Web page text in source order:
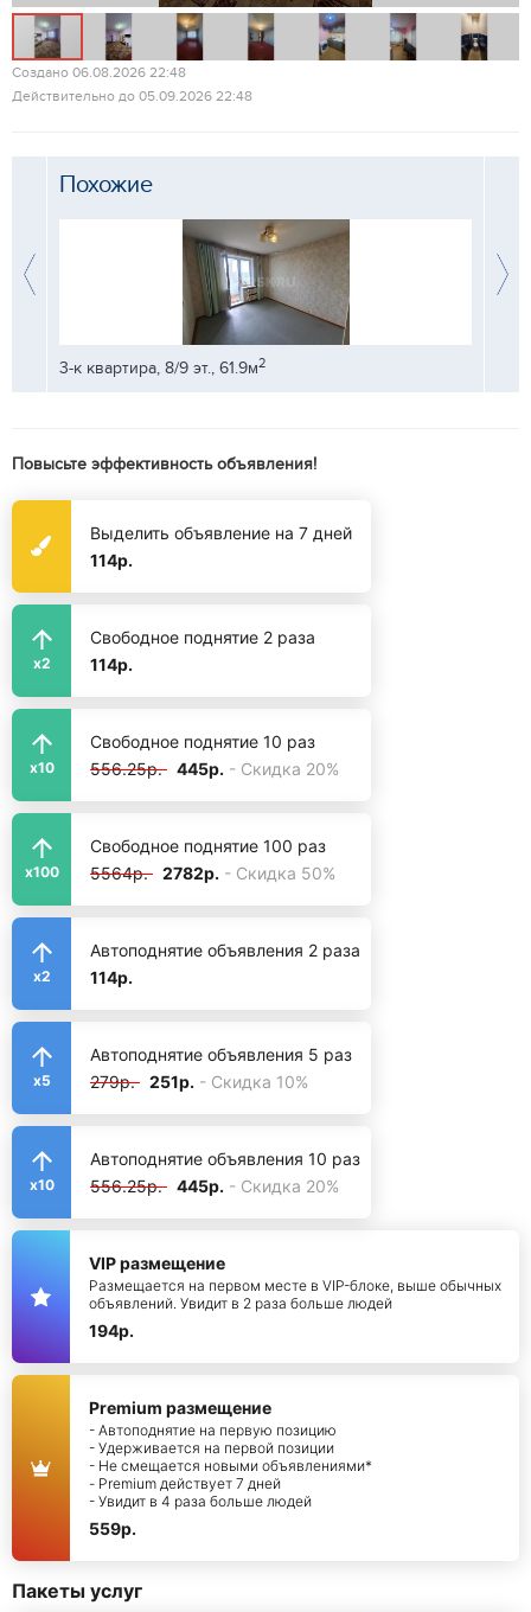
Создано 06.08.2026 22:48
Действительно до 05.09.2026 22:48
Похожие
3-к квартира, 8/9 эт., 61.9м2
Повысьте эффективность объявления!
Выделить объявление на 7 дней
114р.
x2
Свободное поднятие 2 раза
114р.
x10
Свободное поднятие 10 раз
556.25р. 445р. - Скидка 20%
x100
Свободное поднятие 100 раз
5564р. 2782р. - Скидка 50%
x2
Автоподнятие объявления 2 раза
114р.
x5
Автоподнятие объявления 5 раз
279р. 251р. - Скидка 10%
x10
Автоподнятие объявления 10 раз
556.25р. 445р. - Скидка 20%
VIP размещение
Размещается на первом месте в VIP-блоке, выше обычных
объявлений. Увидит в 2 раза больше людей
194р.
Premium размещение
- Автоподнятие на первую позицию
- Удерживается на первой позиции
- Не смещается новыми объявлениями*
- Premium действует 7 дней
- Увидит в 4 раза больше людей
559р.
Пакеты услуг